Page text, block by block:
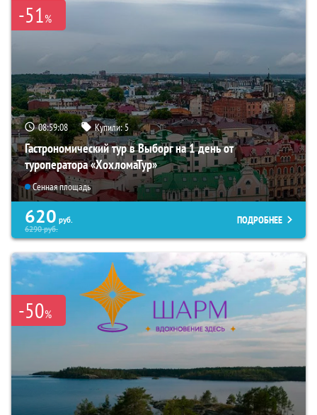
-51%
08:59:07 Купили:5
Гастрономический тур в Выборг на 1 день от
туроператора «ХохломаТур»
Сенная площадь
620 руб.
6290руб.
ПОДРОБНЕЕ
-50%